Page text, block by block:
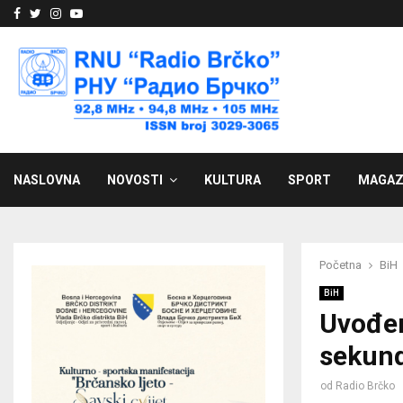
Facebook
Twitter
Instagram
Youtube
NASLOVNA NOVOSTI KULTURA SPORT
Početna BiH
BiH
od Radio Brčko